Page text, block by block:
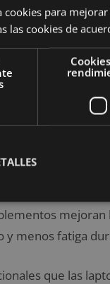
los
pero para
menos fatiga
que las
cookies para
las cookies de